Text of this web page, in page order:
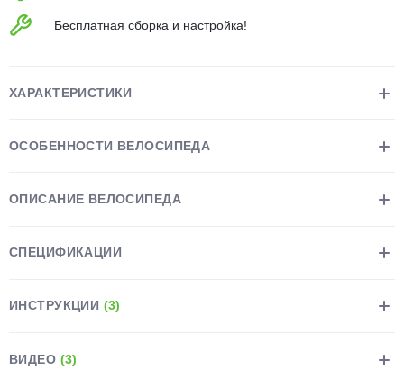
Бесплатная сборка и настройка!
ХАРАКТЕРИСТИКИ
ОСОБЕННОСТИ ВЕЛОСИПЕДА
ОПИСАНИЕ ВЕЛОСИПЕДА
СПЕЦИФИКАЦИИ
ИНСТРУКЦИИ (3)
ВИДЕО (3)
Остались вопросы?